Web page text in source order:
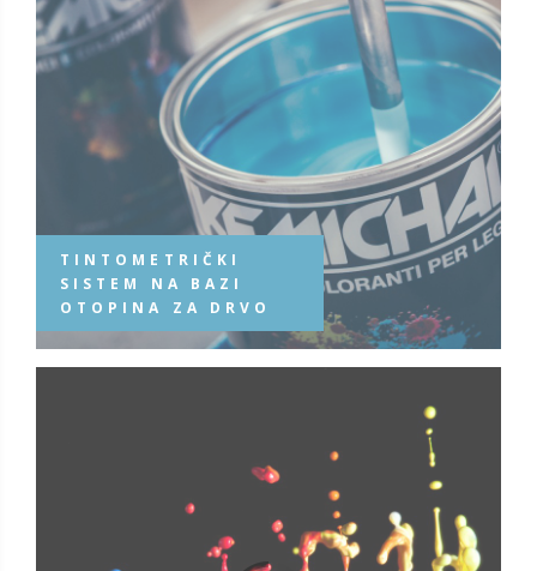
TINTOMETRIČKI
SISTEM NA BAZI
OTOPINA ZA DRVO